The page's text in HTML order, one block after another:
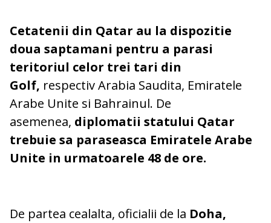
Cetatenii din Qatar au la dispozitie
doua saptamani pentru a parasi
teritoriul celor trei tari din
Golf, respectiv Arabia Saudita, Emiratele
Arabe Unite si Bahrainul. De
asemenea, diplomatii statului Qatar
trebuie sa paraseasca Emiratele Arabe
Unite in urmatoarele 48 de ore.
De partea cealalta, oficialii de la Doha,